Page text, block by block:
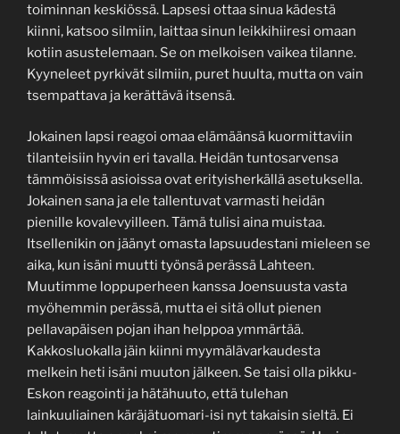
toiminnan keskiössä. Lapsesi ottaa sinua kädestä
kiinni, katsoo silmiin, laittaa sinun leikkihiiresi omaan
kotiin asustelemaan. Se on melkoisen vaikea tilanne.
Kyyneleet pyrkivät silmiin, puret huulta, mutta on vain
tsempattava ja kerättävä itsensä.
Jokainen lapsi reagoi omaa elämäänsä kuormittaviin
tilanteisiin hyvin eri tavalla. Heidän tuntosarvensa
tämmöisissä asioissa ovat erityisherkällä asetuksella.
Jokainen sana ja ele tallentuvat varmasti heidän
pienille kovalevyilleen. Tämä tulisi aina muistaa.
Itsellenikin on jäänyt omasta lapsuudestani mieleen se
aika, kun isäni muutti työnsä perässä Lahteen.
Muutimme loppuperheen kanssa Joensuusta vasta
myöhemmin perässä, mutta ei sitä ollut pienen
pellavapäisen pojan ihan helppoa ymmärtää.
Kakkosluokalla jäin kiinni myymälävarkaudesta
melkein heti isäni muuton jälkeen. Se taisi olla pikku-
Eskon reagointi ja hätähuuto, että tulehan
lainkuuliainen käräjätuomari-isi nyt takaisin sieltä. Ei